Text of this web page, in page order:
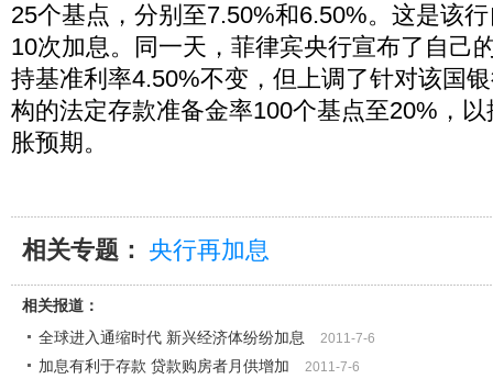
25个基点，分别至7.50%和6.50%。这是该
10次加息。同一天，菲律宾央行宣布了自己
持基准利率4.50%不变，但上调了针对该国
构的法定存款准备金率100个基点至20%，
胀预期。
相关专题： 央行再加息
相关报道：
全球进入通缩时代 新兴经济体纷纷加息
2011-7-6
加息有利于存款 贷款购房者月供增加 2011-7-6